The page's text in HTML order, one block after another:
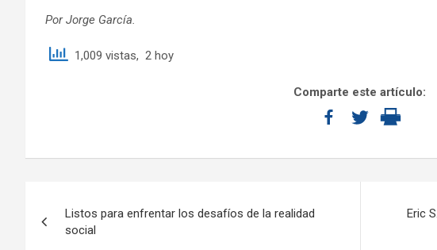
Por Jorge García.
1,009 vistas, 2 hoy
Comparte este artículo:
Listos para enfrentar los desafíos de la realidad
social
Eric